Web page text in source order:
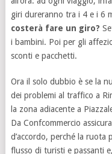
giri dureranno tra i 4 e i 6
costerà fare un giro?
i bambini. Poi per gli
sconti e pacchetti.
Ora il solo dubbio è se la
dei problemi al traffico a
la zona adiacente a
Da Confcommercio
d’accordo, perché la ruota
flusso di turisti e passanti